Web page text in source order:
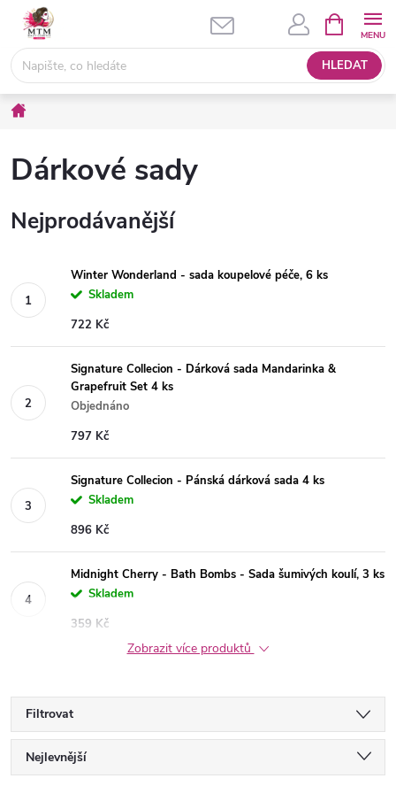
Přejít
obsah
HLEDAT
NÁKUPNÍ
KOŠÍK
Dárkové sady
Nejprodávanější
Winter Wonderland - sada koupelové péče, 6 ks
Skladem
722 Kč
Signature Collecion - Dárková sada Mandarinka &
Grapefruit Set 4 ks
Objednáno
797 Kč
Signature Collecion - Pánská dárková sada 4 ks
Skladem
896 Kč
Midnight Cherry - Bath Bombs - Sada šumivých koulí, 3 ks
Skladem
359 Kč
Zobrazit více produktů
Filtrovat
Ř
Nejlevnější